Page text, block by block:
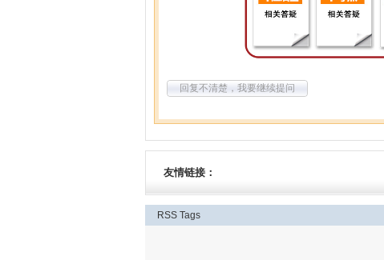
回复不清楚，我要继续提问
友情链接：
RSS Tags